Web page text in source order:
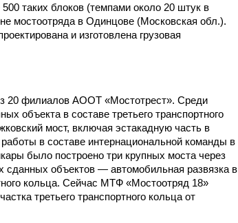
таких блоков (темпами около 20 штук в
мостоотряда в Одинцове (Московская обл.).
и изготовлена грузовая
20 филиалов АООТ «Мостотрест». Среди
объекта в составе третьего транспортного
мост, включая эстакадную часть в
в составе интернациональной команды в
было построено три крупных моста через
объектов — автомобильная развязка в
кольца. Сейчас МТФ «Мостоотряд 18»
третьего транспортного кольца от